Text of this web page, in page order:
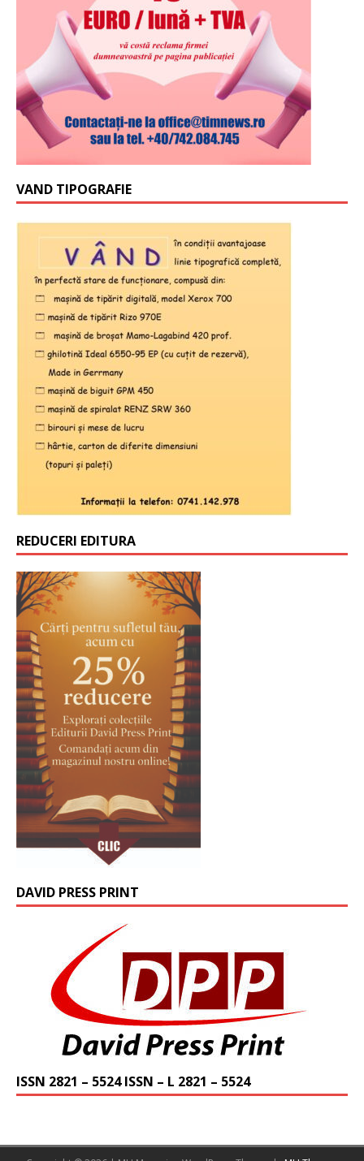
VAND TIPOGRAFIE
REDUCERI EDITURA
DAVID PRESS PRINT
ISSN 2821 – 5524 ISSN – L 2821 – 5524